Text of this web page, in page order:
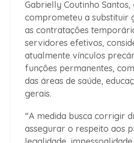
Gabrielly Coutinho Santos,
comprometeu a substituir
as contratações
servidores efetivos,
atualmente vínculos
funções permanentes,
das áreas de saúde,
gerais.
“A medida busca corrigir
assegurar o respeito aos